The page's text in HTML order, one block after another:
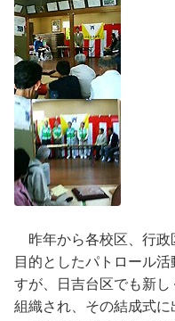
昨年から各校区、行政
目的としたパトロール
すが、日吉台区でも新
組織され、その結成式に